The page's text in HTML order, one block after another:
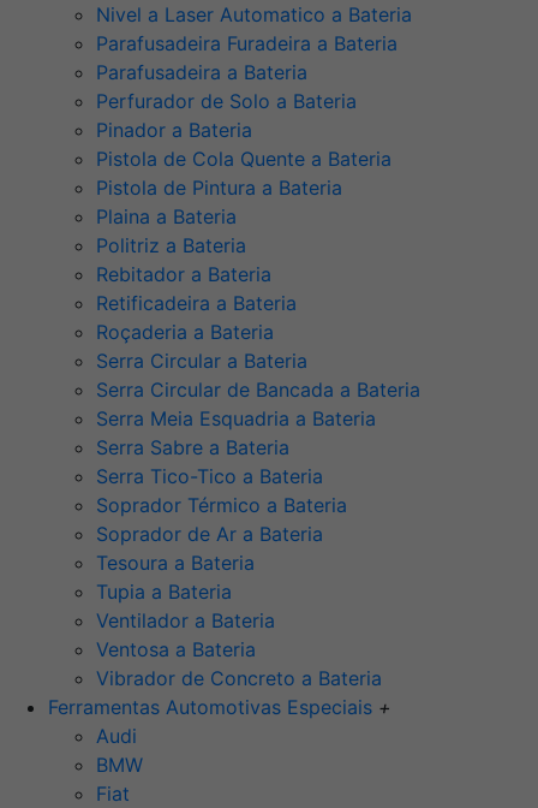
Nivel a Laser Automatico a Bateria
Parafusadeira Furadeira a Bateria
Parafusadeira a Bateria
Perfurador de Solo a Bateria
Pinador a Bateria
Pistola de Cola Quente a Bateria
Pistola de Pintura a Bateria
Plaina a Bateria
Politriz a Bateria
Rebitador a Bateria
Retificadeira a Bateria
Roçaderia a Bateria
Serra Circular a Bateria
Serra Circular de Bancada a Bateria
Serra Meia Esquadria a Bateria
Serra Sabre a Bateria
Serra Tico-Tico a Bateria
Soprador Térmico a Bateria
Soprador de Ar a Bateria
Tesoura a Bateria
Tupia a Bateria
Ventilador a Bateria
Ventosa a Bateria
Vibrador de Concreto a Bateria
Ferramentas Automotivas Especiais +
Audi
BMW
Fiat